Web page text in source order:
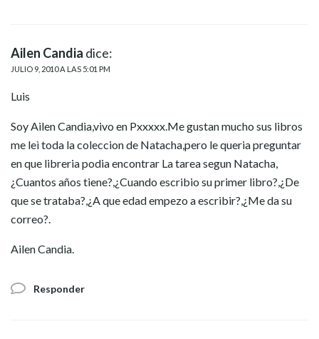
Ailen Candia dice:
JULIO 9, 2010 A LAS 5:01 PM
Luis
Soy Ailen Candia,vivo en Pxxxxx.Me gustan mucho sus libros
me leì toda la coleccion de Natacha,pero le queria preguntar
en que libreria podia encontrar La tarea segun Natacha,
¿Cuantos años tiene?,¿Cuando escribio su primer libro?,¿De
que se trataba?,¿A que edad empezo a escribir?,¿Me da su
correo?.
Ailen Candia.
Responder